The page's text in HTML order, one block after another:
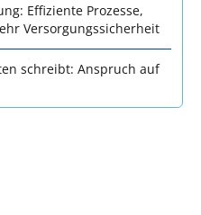
Effiziente Prozesse,
Versorgungssicherheit
schreibt: Anspruch auf